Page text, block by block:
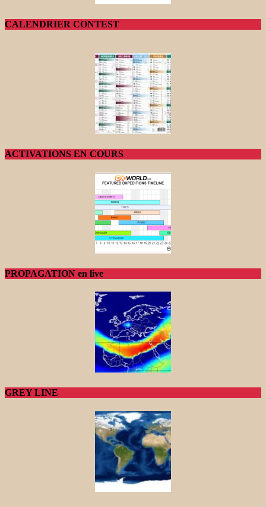
CALENDRIER CONTEST
ACTIVATIONS EN COURS
PROPAGATION en live
GREY LINE